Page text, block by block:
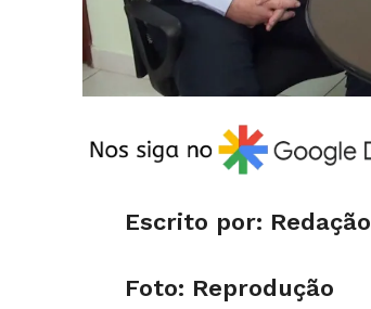
Escrito por: Redação
Foto: Reprodução